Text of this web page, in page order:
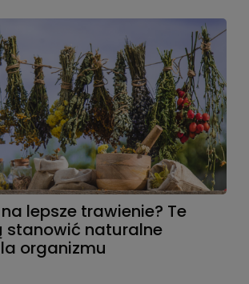
lepsze trawienie? Te
stanowić naturalne
organizmu